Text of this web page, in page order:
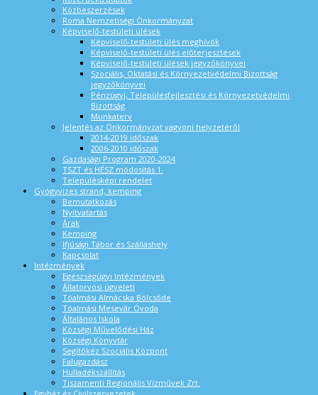
Közbeszerzések
Roma Nemzetiségi Önkormányzat
Képviselő-testületi ülések
Képviselő-testületi ülés meghívók
Képviselő-testületi ülés előterjesztések
Képviselő-testületi ülések jegyzőkönyvei
Szociális, Oktatási és Környezetvédelmi Bizottság
jegyzőkönyvei
Pénzügyi, Településfejlesztési és Környezetvédelmi
Bizottság
Munkaterv
Jelentés az Önkormányzat vagyoni helyzetéről
2014-2019 időszak
2006-2010 időszak
Gazdasági Program 2020-2024
TSZT és HÉSZ módosítás 1.
Településképi rendelet
Gyógyvizes strand, kemping
Bemutatkozás
Nyitvatartás
Árak
Kemping
Ifjúsági Tábor és Szálláshely
Kapcsolat
Intézmények
Egészségügyi Intézmények
Állatorvosi ügyeleti
Tóalmási Almácska Bölcsőde
Tóalmási Mesevár Óvoda
Általános Iskola
Községi Művelődési Ház
Községi Könyvtár
Segítőkéz Szociális Központ
Falugazdász
Hulladékszállítás
Tiszamenti Regionális Vízművek Zrt.